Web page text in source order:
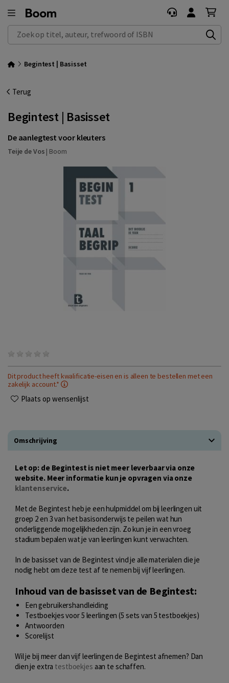
Zoek op titel, auteur, trefwoord of ISBN
Begintest | Basisset
Terug
Begintest | Basisset
De aanlegtest voor kleuters
Teije de Vos | Boom
Dit product heeft kwalificatie-eisen en is alleen te bestellen met een
zakelijk account.*
Plaats op wensenlijst
Omschrijving
Let op: de Begintest is niet meer leverbaar via onze
website. Meer informatie kun je opvragen via onze
klantenservice.
Met de Begintest heb je een hulpmiddel om bij leerlingen uit
groep 2 en 3 van het basisonderwijs te peilen wat hun
onderliggende mogelijkheden zijn. Zo kun je in een vroeg
stadium bepalen wat je van leerlingen kunt verwachten.
In de basisset van de Begintest vind je alle materialen die je
nodig hebt om deze test af te nemen bij vijf leerlingen.
Inhoud van de basisset van de Begintest:
Een gebruikershandleiding
Testboekjes voor 5 leerlingen (5 sets van 5 testboekjes)
Antwoorden
Scorelijst
Wil je bij meer dan vijf leerlingen de Begintest afnemen? Dan
dien je extra testboekjes aan te schaffen.